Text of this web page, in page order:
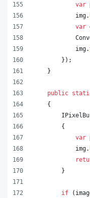
var
img.
var
img.
} ) ;
}
public
{
{
var
img.
}
if (